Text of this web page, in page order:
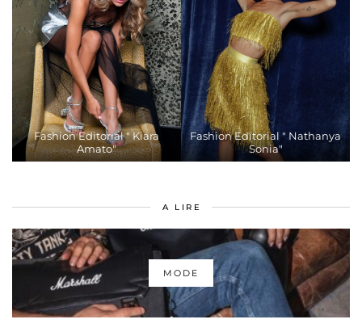
Fashion Editorial " Kiara
Amato"
Fashion Editorial " Nathanya
Sonia"
A LIRE
MODE